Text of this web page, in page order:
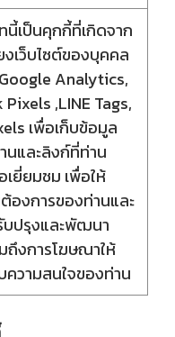
นี้เป็นคุกกี้ที่เกิดจาก
งเว็บไซต์ของบุคคล
Analytics,
,LINE Tags,
เพื่อเก็บข้อมูล
านและลิงก์ที่ท่าน
ยี่ยมชม เพื่อให้
ต้องการของท่านและ
บปรุงและพัฒนา
ถึงการโฆษณาให้
ความสนใจของท่าน